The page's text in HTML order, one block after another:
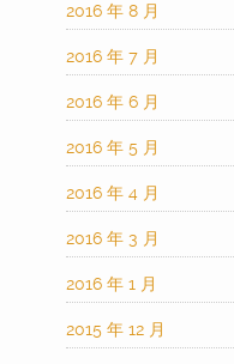
2016 年 8 月
2016 年 7 月
2016 年 6 月
2016 年 5 月
2016 年 4 月
2016 年 3 月
2016 年 1 月
2015 年 12 月